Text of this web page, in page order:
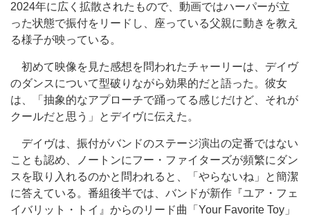
2024年に広く拡散されたもので、動画ではハーパーが立
った状態で振付をリードし、座っている父親に動きを教え
る様子が映っている。
初めて映像を見た感想を問われたチャーリーは、デイヴ
のダンスについて型破りながら効果的だと語った。彼女
は、「抽象的なアプローチで踊ってる感じだけど、それが
クールだと思う」とデイヴに伝えた。
デイヴは、振付がバンドのステージ演出の定番ではない
ことも認め、ノートンにフー・ファイターズが頻繁にダン
スを取り入れるのかと問われると、「やらないね」と簡潔
に答えている。番組後半では、バンドが新作『ユア・フェ
イバリット・トイ』からのリード曲「Your Favorite Toy」